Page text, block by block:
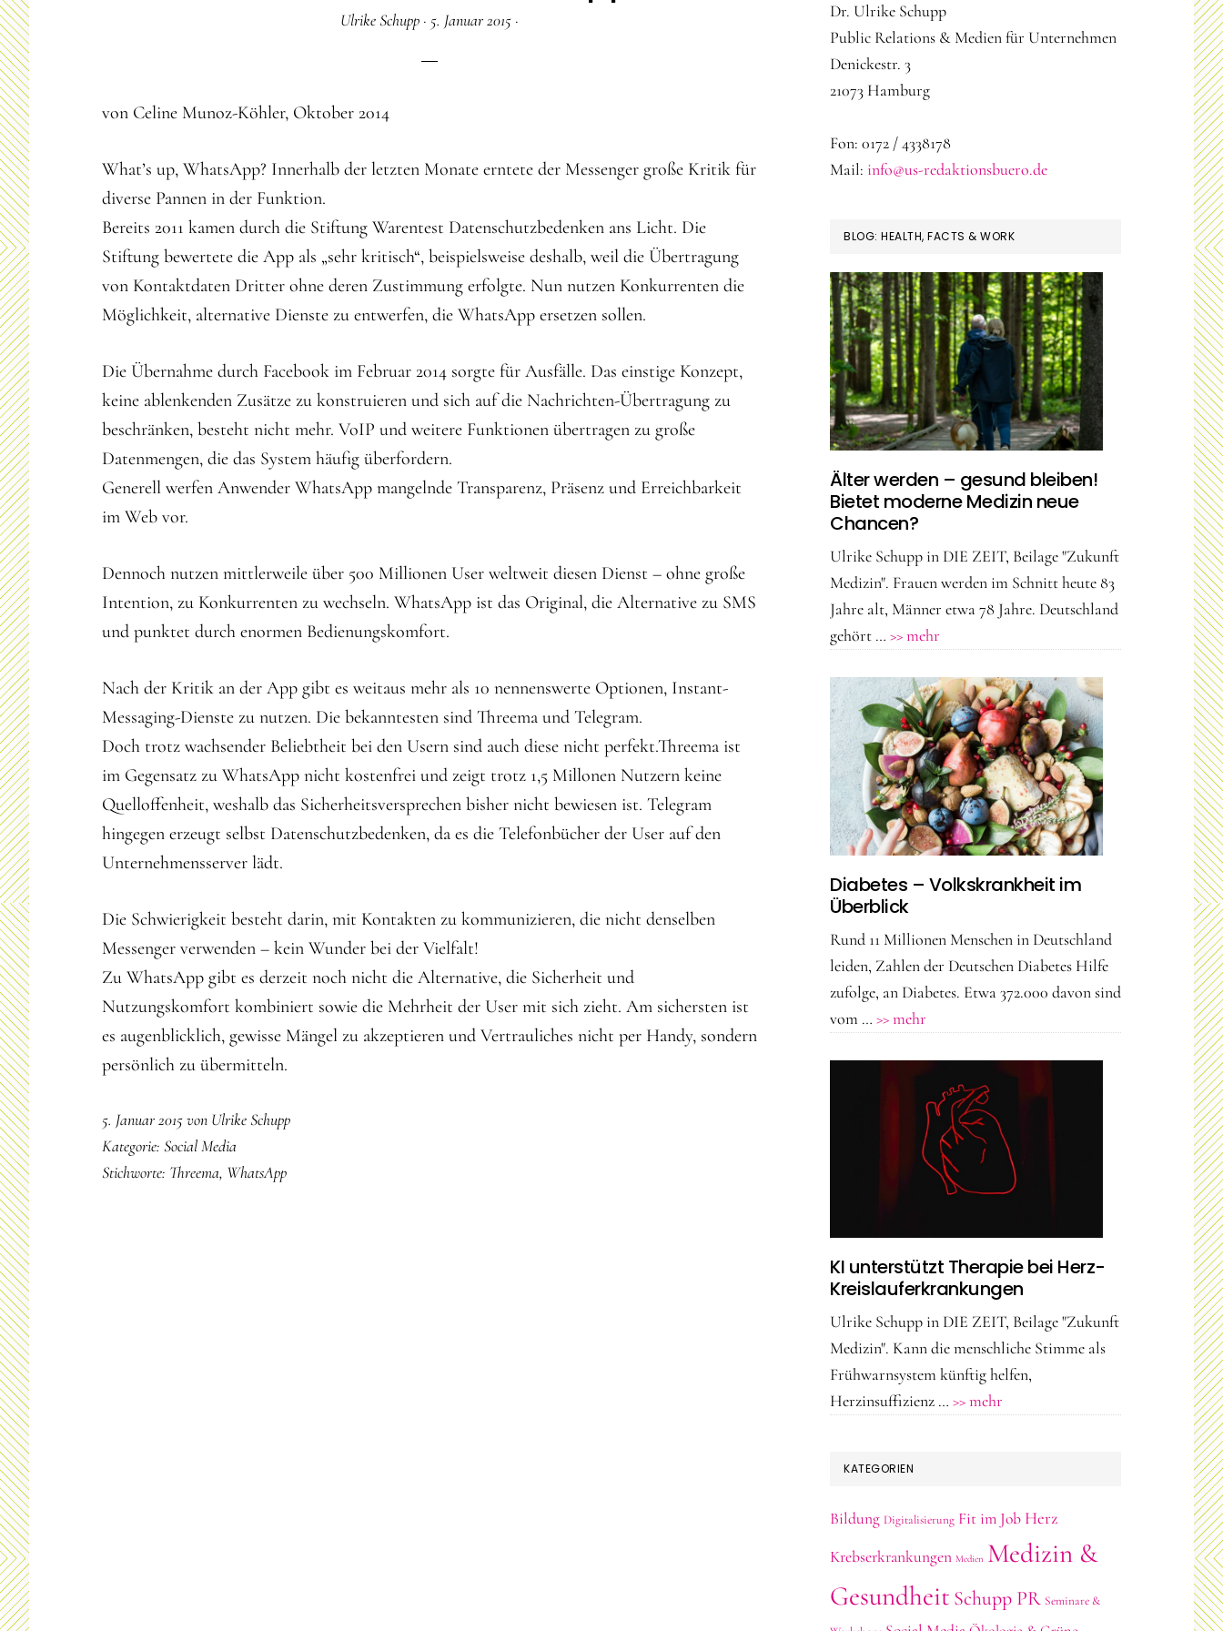
Ulrike Schupp · 5. Januar 2015 ·
von Celine Munoz-Köhler, Oktober 2014
What’s up, WhatsApp? Innerhalb der letzten Monate erntete der Messenger große Kritik für
diverse Pannen in der Funktion.
Bereits 2011 kamen durch die Stiftung Warentest Datenschutzbedenken ans Licht. Die
Stiftung bewertete die App als „sehr kritisch“, beispielsweise deshalb, weil die Übertragung
von Kontaktdaten Dritter ohne deren Zustimmung erfolgte. Nun nutzen Konkurrenten die
Möglichkeit, alternative Dienste zu entwerfen, die WhatsApp ersetzen sollen.
Die Übernahme durch Facebook im Februar 2014 sorgte für Ausfälle. Das einstige Konzept,
keine ablenkenden Zusätze zu konstruieren und sich auf die Nachrichten-Übertragung zu
beschränken, besteht nicht mehr. VoIP und weitere Funktionen übertragen zu große
Datenmengen, die das System häufig überfordern.
Generell werfen Anwender WhatsApp mangelnde Transparenz, Präsenz und Erreichbarkeit
im Web vor.
Dennoch nutzen mittlerweile über 500 Millionen User weltweit diesen Dienst – ohne große
Intention, zu Konkurrenten zu wechseln. WhatsApp ist das Original, die Alternative zu SMS
und punktet durch enormen Bedienungskomfort.
Nach der Kritik an der App gibt es weitaus mehr als 10 nennenswerte Optionen, Instant-
Messaging-Dienste zu nutzen. Die bekanntesten sind Threema und Telegram.
Doch trotz wachsender Beliebtheit bei den Usern sind auch diese nicht perfekt.Threema ist
im Gegensatz zu WhatsApp nicht kostenfrei und zeigt trotz 1,5 Millonen Nutzern keine
Quelloffenheit, weshalb das Sicherheitsversprechen bisher nicht bewiesen ist. Telegram
hingegen erzeugt selbst Datenschutzbedenken, da es die Telefonbücher der User auf den
Unternehmensserver lädt.
Die Schwierigkeit besteht darin, mit Kontakten zu kommunizieren, die nicht denselben
Messenger verwenden – kein Wunder bei der Vielfalt!
Zu WhatsApp gibt es derzeit noch nicht die Alternative, die Sicherheit und
Nutzungskomfort kombiniert sowie die Mehrheit der User mit sich zieht. Am sichersten ist
es augenblicklich, gewisse Mängel zu akzeptieren und Vertrauliches nicht per Handy, sondern
persönlich zu übermitteln.
5. Januar 2015von Ulrike Schupp
Kategorie: Social Media
Stichworte: Threema, WhatsApp
Dr. Ulrike Schupp
Public Relations & Medien für Unternehmen
Denickestr. 3
21073 Hamburg
Fon: 0172 / 4338178
Mail: info@us-redaktionsbuero.de
BLOG: HEALTH, FACTS & WORK
Älter werden – gesund bleiben!
Bietet moderne Medizin neue
Chancen?
Ulrike Schupp in DIE ZEIT, Beilage "Zukunft
Medizin". Frauen werden im Schnitt heute 83
Jahre alt, Männer etwa 78 Jahre. Deutschland
gehört … >> mehr
–
gesund
bleiben!
Bietet
moderne
Medizin
neue
Diabetes – Volkskrankheit im
Überblick
Rund 11 Millionen Menschen in Deutschland
leiden, Zahlen der Deutschen Diabetes Hilfe
zufolge, an Diabetes. Etwa 372.000 davon sind
vom … >> mehr
Volkskrankheit
im
Überblick
KI unterstützt Therapie bei Herz-
Kreislauferkrankungen
Ulrike Schupp in DIE ZEIT, Beilage "Zukunft
Medizin". Kann die menschliche Stimme als
Frühwarnsystem künftig helfen,
Herzinsuffizienz … >> mehr
Kreislauferkrankungen
KATEGORIEN
Bildung Digitalisierung Fit im Job Herz
Krebserkrankungen Medien Medizin &
Gesundheit Schupp PR Seminare &